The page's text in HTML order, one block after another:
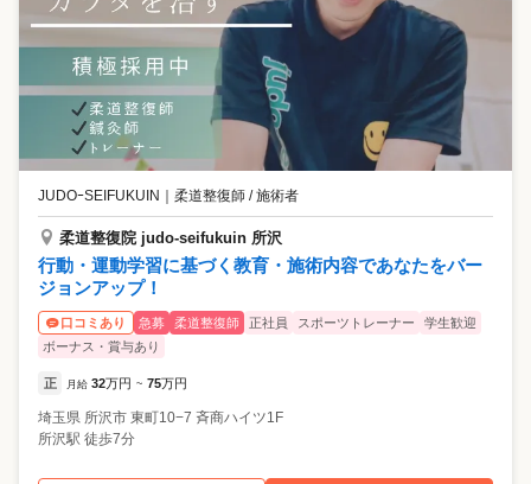
JUDOｰSEIFUKUIN 柔道整復師 / 施術者
柔道整復院 judo-seifukuin 所沢
行動・運動学習に基づく教育・施術内容であなたをバー
ジョンアップ！
口コミあり 急募 柔道整復師 正社員 スポーツトレーナー
学生歓迎
ボーナス・賞与あり
正 月給 32万円 ~ 75万円
埼玉県 所沢市 東町10−7 斉商ハイツ1F
所沢駅 徒歩7分